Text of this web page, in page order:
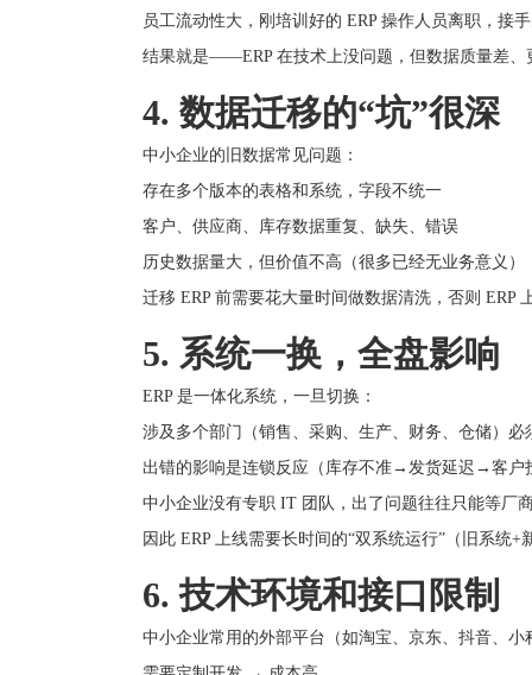
员工流动性大，刚培训好的 ERP 操作人员离职，接
结果就是——ERP 在技术上没问题，但数据质量差、
4. 数据迁移的“坑”很深
中小企业的旧数据常见问题：
存在多个版本的表格和系统，字段不统一
客户、供应商、库存数据重复、缺失、错误
历史数据量大，但价值不高（很多已经无业务意义）
迁移 ERP 前需要花大量时间做数据清洗，否则 ERP
5. 系统一换，全盘影响
ERP 是一体化系统，一旦切换：
涉及多个部门（销售、采购、生产、财务、仓储）必
出错的影响是连锁反应（库存不准→发货延迟→客
中小企业没有专职 IT 团队，出了问题往往只能等厂
因此 ERP 上线需要长时间的“双系统运行”（旧系统
6. 技术环境和接口限制
中小企业常用的外部平台（如淘宝、京东、抖音、